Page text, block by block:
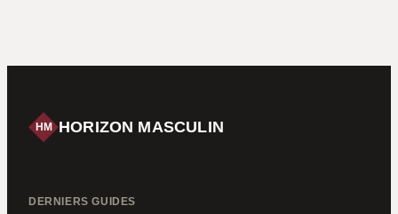
optimiser votre
HM HORIZON MASCULIN
DERNIERS GUIDES